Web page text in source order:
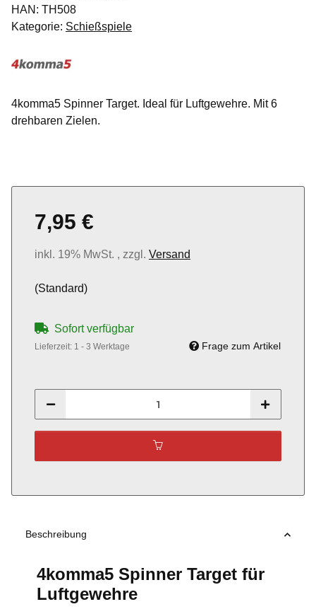
HAN: TH508
Kategorie: Schießspiele
4komma5 Spinner Target. Ideal für Luftgewehre. Mit 6
drehbaren Zielen.
7,95 €
inkl. 19% MwSt. , zzgl. Versand
(Standard)
Sofort verfügbar
Lieferzeit: 1 - 3 Werktage Frage zum Artikel
Beschreibung
4komma5 Spinner Target für
Luftgewehre